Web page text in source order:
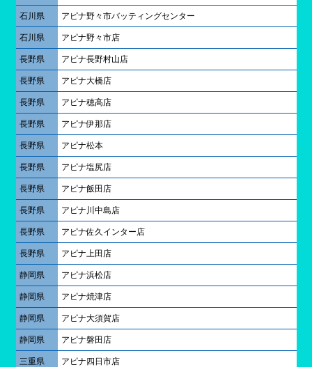
石川県 アピナ野々市バッティングセンター
石川県 アピナ野々市店
長野県 アピナ長野村山店
長野県 アピナ大橋店
長野県 アピナ穂高店
長野県 アピナ伊那店
長野県 アピナ松本
長野県 アピナ塩尻店
長野県 アピナ飯田店
長野県 アピナ川中島店
長野県 アピナ佐久インター店
長野県 アピナ上田店
静岡県 アピナ浜松店
静岡県 アピナ焼津店
静岡県 アピナ大須賀店
静岡県 アピナ磐田店
三重県 アピナ四日市店